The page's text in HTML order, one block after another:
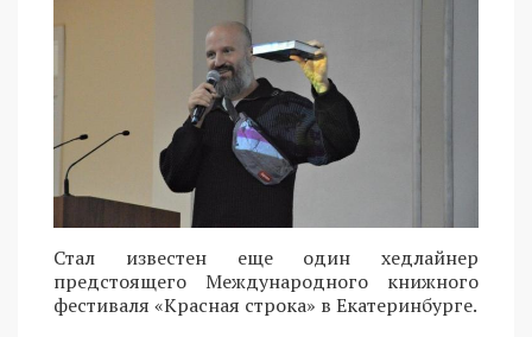
Стал известен еще один хедлайнер
предстоящего Международного книжного
фестиваля «Красная строка» в Екатеринбурге.